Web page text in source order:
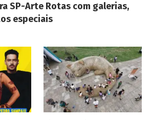
SP-Arte Rotas com galerias,
especiais